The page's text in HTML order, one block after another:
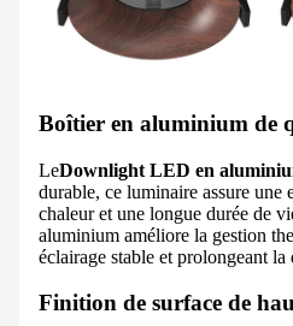
Boîtier en aluminium de
LeDownlight LED en
durable, ce luminaire assure une
chaleur et une longue durée de
aluminium améliore la gestion
éclairage stable et prolongeant
Finition de surface de